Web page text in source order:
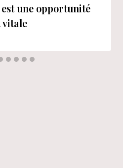
est une opportunité
vitale